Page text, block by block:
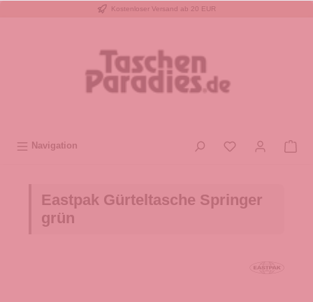
Kostenloser Versand ab 20 EUR
Navigation
Eastpak Gürteltasche Springer
grün